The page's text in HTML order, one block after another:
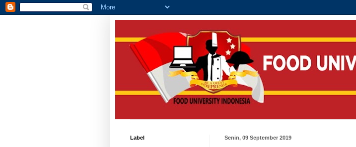
Senin, 09 September 2019
Label